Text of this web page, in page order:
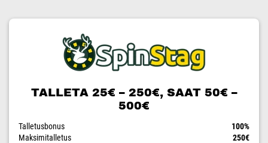
TALLETA 25€ – 250€, SAAT 50€ –
500€
Talletusbonus
100%
Maksimitalletus
250€